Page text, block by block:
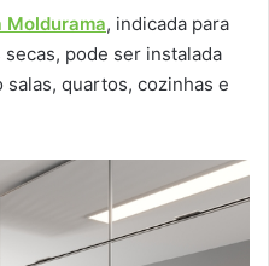
Moldurama, indicada para
pode ser instalada
quartos, cozinhas e